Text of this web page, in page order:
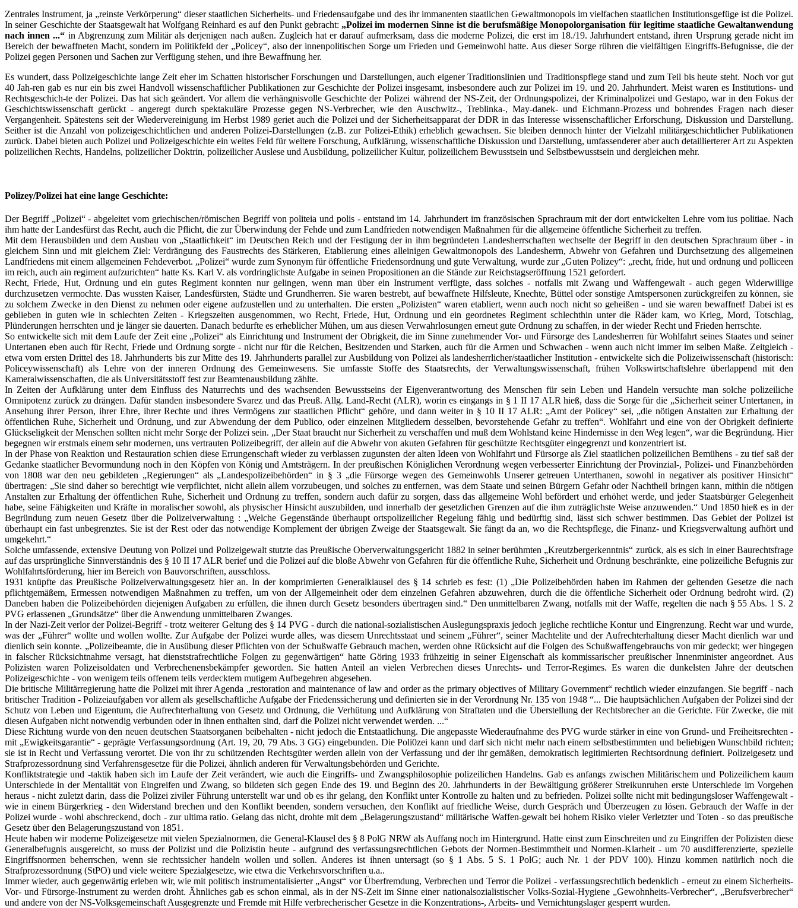
Zentrales Instrument, ja „reinste Verkörperung“ dieser staatlichen Sicherheits- und Friedensaufgabe und des ihr immanenten staatlichen Gewaltmonopols im vielfachen staatlichen Institutionsgefüge ist die Polizei.
In seiner Geschichte der Staatsgewalt hat Wolfgang Reinhard es auf den Punkt gebracht: „Polizei im modernen Sinne ist die berufsmäßige Monopolorganisation für legitime staatliche Gewaltanwendung
nach innen ...“ in Abgrenzung zum Militär als derjenigen nach außen. Zugleich hat er darauf aufmerksam, dass die moderne Polizei, die erst im 18./19. Jahrhundert entstand, ihren Ursprung gerade nicht im
Bereich der bewaffneten Macht, sondern im Politikfeld der „Policey“, also der innenpolitischen Sorge um Frieden und Gemeinwohl hatte. Aus dieser Sorge rühren die vielfältigen Eingriffs-Befugnisse, die der
Polizei gegen Personen und Sachen zur Verfügung stehen, und ihre Bewaffnung her.
Es wundert, dass Polizeigeschichte lange Zeit eher im Schatten historischer Forschungen und Darstellungen, auch eigener Traditionslinien und Traditionspflege stand und zum Teil bis heute steht. Noch vor gut
40 Jah-ren gab es nur ein bis zwei Handvoll wissenschaftlicher Publikationen zur Geschichte der Polizei insgesamt, insbesondere auch zur Polizei im 19. und 20. Jahrhundert. Meist waren es Institutions- und
Rechtsgeschich-te der Polizei. Das hat sich geändert. Vor allem die verhängnisvolle Geschichte der Polizei während der NS-Zeit, der Ordnungspolizei, der Kriminalpolizei und Gestapo, war in den Fokus der
Geschichtswissenschaft gerückt - angeregt durch spektakuläre Prozesse gegen NS-Verbrecher, wie den Auschwitz-, Treblinka-, May-danek- und Eichmann-Prozess und bohrendes Fragen nach dieser
Vergangenheit. Spätestens seit der Wiedervereinigung im Herbst 1989 geriet auch die Polizei und der Sicherheitsapparat der DDR in das Interesse wissenschaftlicher Erforschung, Diskussion und Darstellung.
Seither ist die Anzahl von polizeigeschichtlichen und anderen Polizei-Darstellungen (z.B. zur Polizei-Ethik) erheblich gewachsen. Sie bleiben dennoch hinter der Vielzahl militärgeschichtlicher Publikationen
zurück. Dabei bieten auch Polizei und Polizeigeschichte ein weites Feld für weitere Forschung, Aufklärung, wissenschaftliche Diskussion und Darstellung, umfassenderer aber auch detaillierterer Art zu Aspekten
polizeilichen Rechts, Handelns, polizeilicher Doktrin, polizeilicher Auslese und Ausbildung, polizeilicher Kultur, polizeilichem Bewusstsein und Selbstbewusstsein und dergleichen mehr.
Polizey/Polizei hat eine lange Geschichte:
Der Begriff „Polizei“ - abgeleitet vom griechischen/römischen Begriff von politeia und polis - entstand im 14. Jahrhundert im französischen Sprachraum mit der dort entwickelten Lehre vom ius politiae. Nach
ihm hatte der Landesfürst das Recht, auch die Pflicht, die zur Überwindung der Fehde und zum Landfrieden notwendigen Maßnahmen für die allgemeine öffentliche Sicherheit zu treffen.
Mit dem Herausbilden und dem Ausbau von „Staatlichkeit“ im Deutschen Reich und der Festigung der in ihm begründeten Landesherrschaften wechselte der Begriff in den deutschen Sprachraum über - in
gleichem Sinn und mit gleichem Ziel: Verdrängung des Faustrechts des Stärkeren, Etablierung eines alleinigen Gewaltmonopols des Landesherrn, Abwehr von Gefahren und Durchsetzung des allgemeinen
Landfriedens mit einem allgemeinen Fehdeverbot. „Polizei“ wurde zum Synonym für öffentliche Friedensordnung und gute Verwaltung, wurde zur „Guten Polizey“: „recht, fride, hut und ordnung und polliceen
im reich, auch ain regiment aufzurichten“ hatte Ks. Karl V. als vordringlichste Aufgabe in seinen Propositionen an die Stände zur Reichstagseröffnung 1521 gefordert.
Recht, Friede, Hut, Ordnung und ein gutes Regiment konnten nur gelingen, wenn man über ein Instrument verfügte, dass solches - notfalls mit Zwang und Waffengewalt - auch gegen Widerwillige
durchzusetzen vermochte. Das wussten Kaiser, Landesfürsten, Städte und Grundherren. Sie waren bestrebt, auf bewaffnete Hilfsleute, Knechte, Büttel oder sonstige Amtspersonen zurückgreifen zu können, sie
zu solchem Zwecke in den Dienst zu nehmen oder eigene aufzustellen und zu unterhalten. Die ersten „Polizisten“ waren etabliert, wenn auch noch nicht so geheißen - und sie waren bewaffnet! Dabei ist es
geblieben in guten wie in schlechten Zeiten - Kriegszeiten ausgenommen, wo Recht, Friede, Hut, Ordnung und ein geordnetes Regiment schlechthin unter die Räder kam, wo Krieg, Mord, Totschlag,
Plünderungen herrschten und je länger sie dauerten. Danach bedurfte es erheblicher Mühen, um aus diesen Verwahrlosungen erneut gute Ordnung zu schaffen, in der wieder Recht und Frieden herrschte.
So entwickelte sich mit dem Laufe der Zeit eine „Polizei“ als Einrichtung und Instrument der Obrigkeit, die im Sinne zunehmender Vor- und Fürsorge des Landesherren für Wohlfahrt seines Staates und seiner
Untertanen eben auch für Recht, Friede und Ordnung sorgte - nicht nur für die Reichen, Besitzenden und Starken, auch für die Armen und Schwachen - wenn auch nicht immer im selben Maße. Zeitgleich -
etwa vom ersten Drittel des 18. Jahrhunderts bis zur Mitte des 19. Jahrhunderts parallel zur Ausbildung von Polizei als landesherrlicher/staatlicher Institution - entwickelte sich die Polizeiwissenschaft (historisch:
Policeywissenschaft) als Lehre von der inneren Ordnung des Gemeinwesens. Sie umfasste Stoffe des Staatsrechts, der Verwaltungswissenschaft, frühen Volkswirtschaftslehre überlappend mit den
Kameralwissenschaften, die als Universitätsstoff fest zur Beamtenausbildung zählte.
In Zeiten der Aufklärung unter dem Einfluss des Naturrechts und des wachsenden Bewusstseins der Eigenverantwortung des Menschen für sein Leben und Handeln versuchte man solche polizeiliche
Omnipotenz zurück zu drängen. Dafür standen insbesondere Svarez und das Preuß. Allg. Land-Recht (ALR), worin es eingangs in § 1 II 17 ALR hieß, dass die Sorge für die „Sicherheit seiner Untertanen, in
Ansehung ihrer Person, ihrer Ehre, ihrer Rechte und ihres Vermögens zur staatlichen Pflicht“ gehöre, und dann weiter in § 10 II 17 ALR: „Amt der Policey“ sei, „die nötigen Anstalten zur Erhaltung der
öffentlichen Ruhe, Sicherheit und Ordnung, und zur Abwendung der dem Publico, oder einzelnen Mitgliedern desselben, bevorstehende Gefahr zu treffen“. Wohlfahrt und eine von der Obrigkeit definierte
Glückseligkeit der Menschen sollten nicht mehr Sorge der Polizei sein. „Der Staat braucht nur Sicherheit zu verschaffen und muß dem Wohlstand keine Hindernisse in den Weg legen“, war die Begründung. Hier
begegnen wir erstmals einem sehr modernen, uns vertrauten Polizeibegriff, der allein auf die Abwehr von akuten Gefahren für geschützte Rechtsgüter eingegrenzt und konzentriert ist.
In der Phase von Reaktion und Restauration schien diese Errungenschaft wieder zu verblassen zugunsten der alten Ideen von Wohlfahrt und Fürsorge als Ziel staatlichen polizeilichen Bemühens - zu tief saß der
Gedanke staatlicher Bevormundung noch in den Köpfen von König und Amtsträgern. In der preußischen Königlichen Verordnung wegen verbesserter Einrichtung der Provinzial-, Polizei- und Finanzbehörden
von 1808 war den neu gebildeten „Regierungen“ als „Landespolizeibehörden“ in § 3 „die Fürsorge wegen des Gemeinwohls Unserer getreuen Unterthanen, sowohl in negativer als positiver Hinsicht“
übertragen: „Sie sind daher so berechtigt wie verpflichtet, nicht allein allem vorzubeugen, und solches zu entfernen, was dem Staate und seinen Bürgern Gefahr oder Nachtheil bringen kann, mithin die nötigen
Anstalten zur Erhaltung der öffentlichen Ruhe, Sicherheit und Ordnung zu treffen, sondern auch dafür zu sorgen, dass das allgemeine Wohl befördert und erhöhet werde, und jeder Staatsbürger Gelegenheit
habe, seine Fähigkeiten und Kräfte in moralischer sowohl, als physischer Hinsicht auszubilden, und innerhalb der gesetzlichen Grenzen auf die ihm zuträglichste Weise anzuwenden.“ Und 1850 hieß es in der
Begründung zum neuen Gesetz über die Polizeiverwaltung : „Welche Gegenstände überhaupt ortspolizeilicher Regelung fähig und bedürftig sind, lässt sich schwer bestimmen. Das Gebiet der Polizei ist
überhaupt ein fast unbegrenztes. Sie ist der Rest oder das notwendige Komplement der übrigen Zweige der Staatsgewalt. Sie fängt da an, wo die Rechtspflege, die Finanz- und Kriegsverwaltung aufhört und
umgekehrt.“
Solche umfassende, extensive Deutung von Polizei und Polizeigewalt stutzte das Preußische Oberverwaltungsgericht 1882 in seiner berühmten „Kreutzbergerkenntnis“ zurück, als es sich in einer Baurechtsfrage
auf das ursprüngliche Sinnverständnis des § 10 II 17 ALR berief und die Polizei auf die bloße Abwehr von Gefahren für die öffentliche Ruhe, Sicherheit und Ordnung beschränkte, eine polizeiliche Befugnis zur
Wohlfahrtsförderung, hier im Bereich von Bauvorschriften, ausschloss.
1931 knüpfte das Preußische Polizeiverwaltungsgesetz hier an. In der komprimierten Generalklausel des § 14 schrieb es fest: (1) „Die Polizeibehörden haben im Rahmen der geltenden Gesetze die nach
pflichtgemäßem, Ermessen notwendigen Maßnahmen zu treffen, um von der Allgemeinheit oder dem einzelnen Gefahren abzuwehren, durch die die öffentliche Sicherheit oder Ordnung bedroht wird. (2)
Daneben haben die Polizeibehörden diejenigen Aufgaben zu erfüllen, die ihnen durch Gesetz besonders übertragen sind.“ Den unmittelbaren Zwang, notfalls mit der Waffe, regelten die nach § 55 Abs. 1 S. 2
PVG erlassenen „Grundsätze“ über die Anwendung unmittelbaren Zwanges.
In der Nazi-Zeit verlor der Polizei-Begriff - trotz weiterer Geltung des § 14 PVG - durch die national-sozialistischen Auslegungspraxis jedoch jegliche rechtliche Kontur und Eingrenzung. Recht war und wurde,
was der „Führer“ wollte und wollen wollte. Zur Aufgabe der Polizei wurde alles, was diesem Unrechtsstaat und seinem „Führer“, seiner Machtelite und der Aufrechterhaltung dieser Macht dienlich war und
dienlich sein konnte. „Polizeibeamte, die in Ausübung dieser Pflichten von der Schußwaffe Gebrauch machen, werden ohne Rücksicht auf die Folgen des Schußwaffengebrauchs von mir gedeckt; wer hingegen
in falscher Rücksichtnahme versagt, hat dienststrafrechtliche Folgen zu gegenwärtigen“ hatte Göring 1933 frühzeitig in seiner Eigenschaft als kommissarischer preußischer Innenminister angeordnet. Aus
Polizisten waren Polizeisoldaten und Verbrechenensbekämpfer geworden. Sie hatten Anteil an vielen Verbrechen dieses Unrechts- und Terror-Regimes. Es waren die dunkelsten Jahre der deutschen
Polizeigeschichte - von wenigem teils offenem teils verdecktem mutigem Aufbegehren abgesehen.
Die britische Militärregierung hatte die Polizei mit ihrer Agenda „restoration and maintenance of law and order as the primary objectives of Military Government“ rechtlich wieder einzufangen. Sie begriff - nach
britischer Tradition - Polizeiaufgaben vor allem als gesellschaftliche Aufgabe der Friedenssicherung und definierten sie in der Verordnung Nr. 135 von 1948 “... Die hauptsächlichen Aufgaben der Polizei sind der
Schutz von Leben und Eigentum, die Aufrechterhaltung von Gesetz und Ordnung, die Verhütung und Aufklärung von Straftaten und die Überstellung der Rechtsbrecher an die Gerichte. Für Zwecke, die mit
diesen Aufgaben nicht notwendig verbunden oder in ihnen enthalten sind, darf die Polizei nicht verwendet werden. ...“
Diese Richtung wurde von den neuen deutschen Staatsorganen beibehalten - nicht jedoch die Entstaatlichung. Die angepasste Wiederaufnahme des PVG wurde stärker in eine von Grund- und Freiheitsrechten -
mit „Ewigkeitsgarantie“ - geprägte Verfassungsordnung (Art. 19, 20, 79 Abs. 3 GG) eingebunden. Die Poli0zei kann und darf sich nicht mehr nach einem selbstbestimmten und beliebigen Wunschbild richten;
sie ist in Recht und Verfassung verortet. Die von ihr zu schützenden Rechtsgüter werden allein von der Verfassung und der ihr gemäßen, demokratisch legitimierten Rechtsordnung definiert. Polizeigesetz und
Strafprozessordnung sind Verfahrensgesetze für die Polizei, ähnlich anderen für Verwaltungsbehörden und Gerichte.
Konfliktstrategie und -taktik haben sich im Laufe der Zeit verändert, wie auch die Eingriffs- und Zwangsphilosophie polizeilichen Handelns. Gab es anfangs zwischen Militärischem und Polizeilichem kaum
Unterschiede in der Mentalität von Eingreifen und Zwang, so bildeten sich gegen Ende des 19. und Beginn des 20. Jahrhunderts in der Bewältigung größerer Streikunruhen erste Unterschiede im Vorgehen
heraus - nicht zuletzt darin, dass die Polizei ziviler Führung unterstellt war und ob es ihr gelang, den Konflikt unter Kontrolle zu halten und zu befrieden. Polizei sollte nicht mit bedingungsloser Waffengewalt -
wie in einem Bürgerkrieg - den Widerstand brechen und den Konflikt beenden, sondern versuchen, den Konflikt auf friedliche Weise, durch Gespräch und Überzeugen zu lösen. Gebrauch der Waffe in der
Polizei wurde - wohl abschreckend, doch - zur ultima ratio. Gelang das nicht, drohte mit dem „Belagerungszustand“ militärische Waffen-gewalt bei hohem Risiko vieler Verletzter und Toten - so das preußische
Gesetz über den Belagerungszustand von 1851.
Heute haben wir moderne Polizeigesetze mit vielen Spezialnormen, die General-Klausel des § 8 PolG NRW als Auffang noch im Hintergrund. Hatte einst zum Einschreiten und zu Eingriffen der Polizisten diese
Generalbefugnis ausgereicht, so muss der Polizist und die Polizistin heute - aufgrund des verfassungsrechtlichen Gebots der Normen-Bestimmtheit und Normen-Klarheit - um 70 ausdifferenzierte, spezielle
Eingriffsnormen beherrschen, wenn sie rechtssicher handeln wollen und sollen. Anderes ist ihnen untersagt (so § 1 Abs. 5 S. 1 PolG; auch Nr. 1 der PDV 100). Hinzu kommen natürlich noch die
Strafprozessordnung (StPO) und viele weitere Spezialgesetze, wie etwa die Verkehrsvorschriften u.a..
Immer wieder, auch gegenwärtig erleben wir, wie mit politisch instrumentalisierter „Angst“ vor Überfremdung, Verbrechen und Terror die Polizei - verfassungsrechtlich bedenklich - erneut zu einem Sicherheits-
Vor- und Fürsorge-Instrument zu werden droht. Ähnliches gab es schon einmal, als in der NS-Zeit im Sinne einer nationalsozialistischer Volks-Sozial-Hygiene „Gewohnheits-Verbrecher“, „Berufsverbrecher“
und andere von der NS-Volksgemeinschaft Ausgegrenzte und Fremde mit Hilfe verbrecherischer Gesetze in die Konzentrations-, Arbeits- und Vernichtungslager gesperrt wurden.